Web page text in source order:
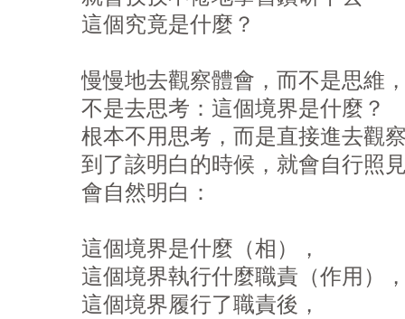
這個究竟是什麼？
慢慢地去觀察體會，而不是思維，
不是去思考：這個境界是什麼？
根本不用思考，而是直接進去觀察
到了該明白的時候，就會自行照見
會自然明白：
這個境界是什麼（相），
這個境界執行什麼職責（作用），
這個境界履行了職責後，